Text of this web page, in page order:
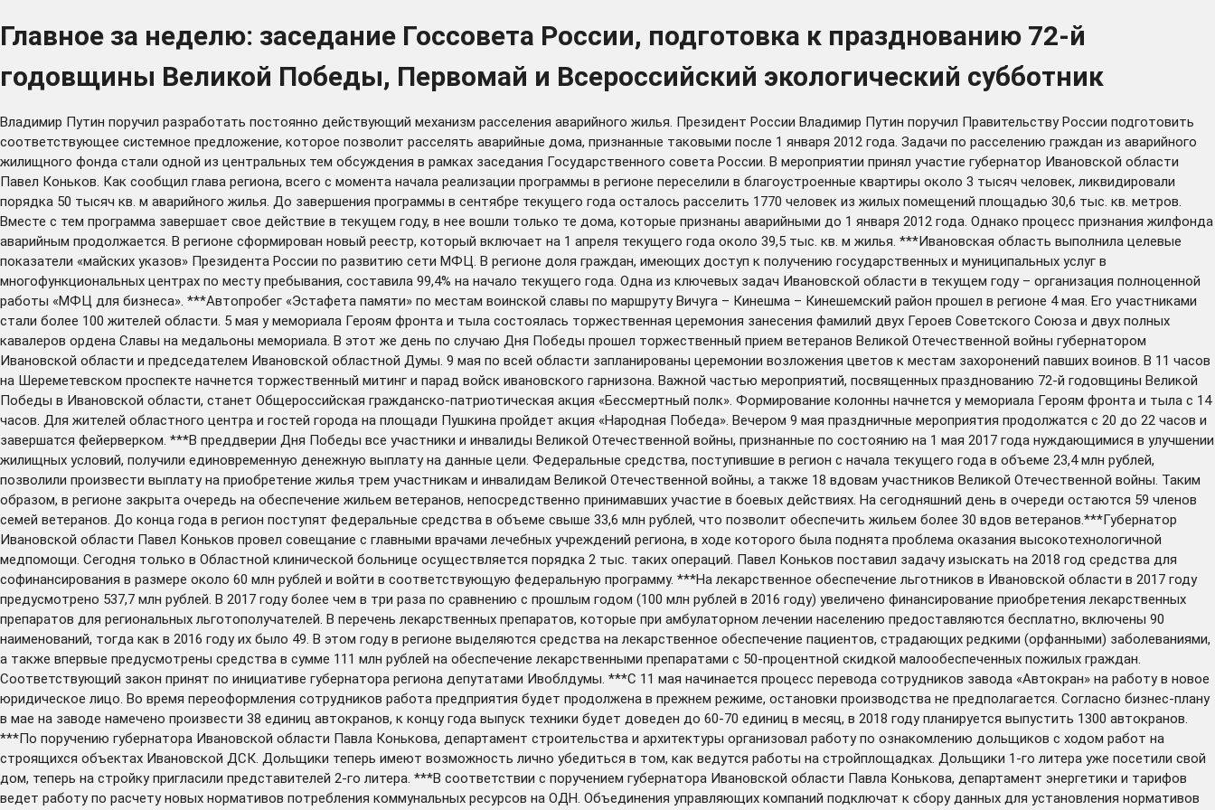
Главное за неделю: заседание Госсовета России, подготовка к празднованию 72-й
годовщины Великой Победы, Первомай и Всероссийский экологический субботник
Владимир Путин поручил разработать постоянно действующий механизм расселения аварийного жилья. Президент России Владимир Путин поручил Правительству России подготовить
соответствующее системное предложение, которое позволит расселять аварийные дома, признанные таковыми после 1 января 2012 года. Задачи по расселению граждан из аварийного
жилищного фонда стали одной из центральных тем обсуждения в рамках заседания Государственного совета России. В мероприятии принял участие губернатор Ивановской области
Павел Коньков. Как сообщил глава региона, всего с момента начала реализации программы в регионе переселили в благоустроенные квартиры около 3 тысяч человек, ликвидировали
порядка 50 тысяч кв. м аварийного жилья. До завершения программы в сентябре текущего года осталось расселить 1770 человек из жилых помещений площадью 30,6 тыс. кв. метров.
Вместе с тем программа завершает свое действие в текущем году, в нее вошли только те дома, которые признаны аварийными до 1 января 2012 года. Однако процесс признания жилфонда
аварийным продолжается. В регионе сформирован новый реестр, который включает на 1 апреля текущего года около 39,5 тыс. кв. м жилья. ***Ивановская область выполнила целевые
показатели «майских указов» Президента России по развитию сети МФЦ. В регионе доля граждан, имеющих доступ к получению государственных и муниципальных услуг в
многофункциональных центрах по месту пребывания, составила 99,4% на начало текущего года. Одна из ключевых задач Ивановской области в текущем году – организация полноценной
работы «МФЦ для бизнеса». ***Автопробег «Эстафета памяти» по местам воинской славы по маршруту Вичуга – Кинешма – Кинешемский район прошел в регионе 4 мая. Его участниками
стали более 100 жителей области. 5 мая у мемориала Героям фронта и тыла состоялась торжественная церемония занесения фамилий двух Героев Советского Союза и двух полных
кавалеров ордена Славы на медальоны мемориала. В этот же день по случаю Дня Победы прошел торжественный прием ветеранов Великой Отечественной войны губернатором
Ивановской области и председателем Ивановской областной Думы. 9 мая по всей области запланированы церемонии возложения цветов к местам захоронений павших воинов. В 11 часов
на Шереметевском проспекте начнется торжественный митинг и парад войск ивановского гарнизона. Важной частью мероприятий, посвященных празднованию 72-й годовщины Великой
Победы в Ивановской области, станет Общероссийская гражданско-патриотическая акция «Бессмертный полк». Формирование колонны начнется у мемориала Героям фронта и тыла с 14
часов. Для жителей областного центра и гостей города на площади Пушкина пройдет акция «Народная Победа». Вечером 9 мая праздничные мероприятия продолжатся с 20 до 22 часов и
завершатся фейерверком. ***В преддверии Дня Победы все участники и инвалиды Великой Отечественной войны, признанные по состоянию на 1 мая 2017 года нуждающимися в улучшении
жилищных условий, получили единовременную денежную выплату на данные цели. Федеральные средства, поступившие в регион с начала текущего года в объеме 23,4 млн рублей,
позволили произвести выплату на приобретение жилья трем участникам и инвалидам Великой Отечественной войны, а также 18 вдовам участников Великой Отечественной войны. Таким
образом, в регионе закрыта очередь на обеспечение жильем ветеранов, непосредственно принимавших участие в боевых действиях. На сегодняшний день в очереди остаются 59 членов
семей ветеранов. До конца года в регион поступят федеральные средства в объеме свыше 33,6 млн рублей, что позволит обеспечить жильем более 30 вдов ветеранов.***Губернатор
Ивановской области Павел Коньков провел совещание с главными врачами лечебных учреждений региона, в ходе которого была поднята проблема оказания высокотехнологичной
медпомощи. Сегодня только в Областной клинической больнице осуществляется порядка 2 тыс. таких операций. Павел Коньков поставил задачу изыскать на 2018 год средства для
софинансирования в размере около 60 млн рублей и войти в соответствующую федеральную программу. ***На лекарственное обеспечение льготников в Ивановской области в 2017 году
предусмотрено 537,7 млн рублей. В 2017 году более чем в три раза по сравнению с прошлым годом (100 млн рублей в 2016 году) увеличено финансирование приобретения лекарственных
препаратов для региональных льготополучателей. В перечень лекарственных препаратов, которые при амбулаторном лечении населению предоставляются бесплатно, включены 90
наименований, тогда как в 2016 году их было 49. В этом году в регионе выделяются средства на лекарственное обеспечение пациентов, страдающих редкими (орфанными) заболеваниями,
а также впервые предусмотрены средства в сумме 111 млн рублей на обеспечение лекарственными препаратами с 50-процентной скидкой малообеспеченных пожилых граждан.
Соответствующий закон принят по инициативе губернатора региона депутатами Ивоблдумы. ***С 11 мая начинается процесс перевода сотрудников завода «Автокран» на работу в новое
юридическое лицо. Во время переоформления сотрудников работа предприятия будет продолжена в прежнем режиме, остановки производства не предполагается. Согласно бизнес-плану
в мае на заводе намечено произвести 38 единиц автокранов, к концу года выпуск техники будет доведен до 60-70 единиц в месяц, в 2018 году планируется выпустить 1300 автокранов.
***По поручению губернатора Ивановской области Павла Конькова, департамент строительства и архитектуры организовал работу по ознакомлению дольщиков с ходом работ на
строящихся объектах Ивановской ДСК. Дольщики теперь имеют возможность лично убедиться в том, как ведутся работы на стройплощадках. Дольщики 1-го литера уже посетили свой
дом, теперь на стройку пригласили представителей 2-го литера. ***В соответствии с поручением губернатора Ивановской области Павла Конькова, департамент энергетики и тарифов
ведет работу по расчету новых нормативов потребления коммунальных ресурсов на ОДН. Объединения управляющих компаний подключат к сбору данных для установления нормативов